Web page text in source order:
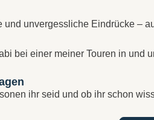
unvergessliche Eindrücke –
bei einer meiner Touren in und
ihr seid und ob ihr schon